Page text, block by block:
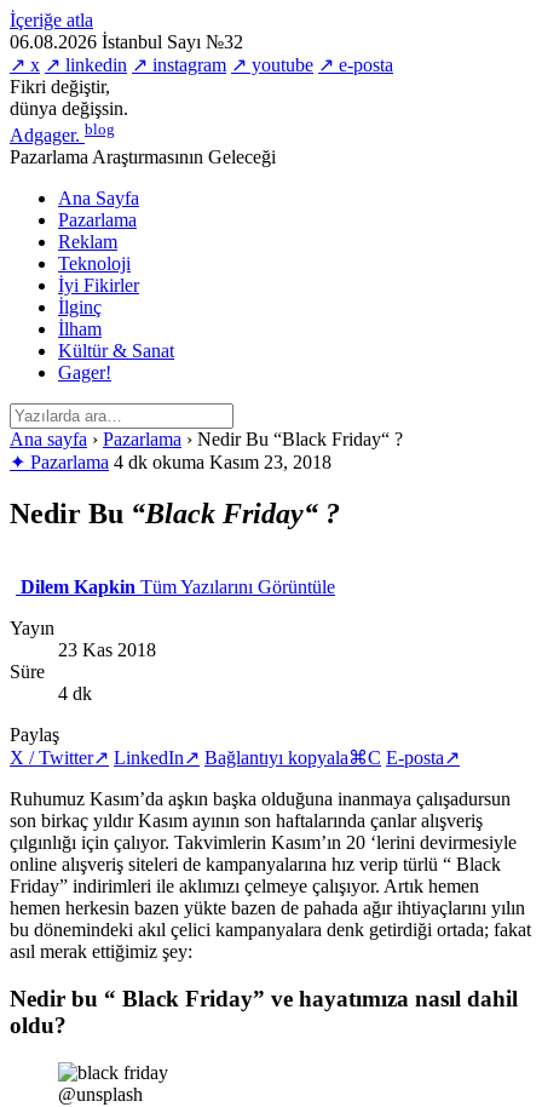
İçeriğe atla
06.08.2026 İstanbul Sayı №32
↗ x ↗ linkedin ↗ instagram ↗ youtube ↗ e-posta
Fikri değiştir,
dünya değişsin.
Adgager. blog
Pazarlama Araştırmasının Geleceği
Ana Sayfa
Pazarlama
Reklam
Teknoloji
İyi Fikirler
İlginç
İlham
Kültür & Sanat
Gager!
Ana sayfa › Pazarlama › Nedir Bu “Black Friday“ ?
✦ Pazarlama 4 dk okuma Kasım 23, 2018
Nedir Bu “Black Friday“ ?
Dilem Kapkin Tüm Yazılarını Görüntüle
Yayın
23 Kas 2018
Süre
4 dk
Paylaş
X / Twitter↗ LinkedIn↗ Bağlantıyı kopyala⌘C E-posta↗
Ruhumuz Kasım’da aşkın başka olduğuna inanmaya çalışadursun
son birkaç yıldır Kasım ayının son haftalarında çanlar alışveriş
çılgınlığı için çalıyor. Takvimlerin Kasım’ın 20 ‘lerini devirmesiyle
online alışveriş siteleri de kampanyalarına hız verip türlü “ Black
Friday” indirimleri ile aklımızı çelmeye çalışıyor. Artık hemen
hemen herkesin bazen yükte bazen de pahada ağır ihtiyaçlarını yılın
bu dönemindeki akıl çelici kampanyalara denk getirdiği ortada; fakat
asıl merak ettiğimiz şey:
Nedir bu “ Black Friday” ve hayatımıza nasıl dahil
oldu?
@unsplash